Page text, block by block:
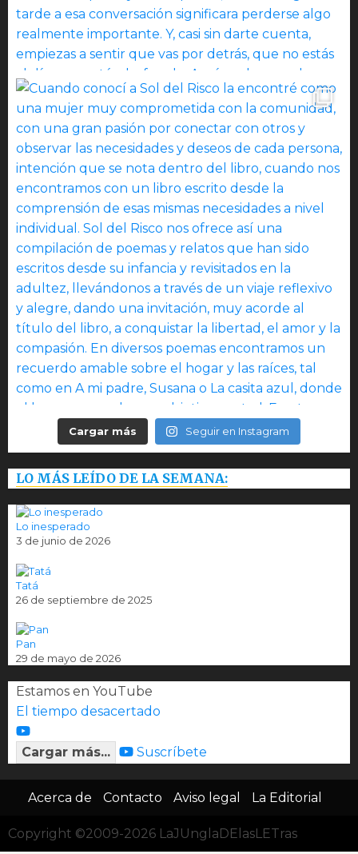
Cargar más Seguir en Instagram
LO MÁS LEÍDO DE LA SEMANA:
Lo inesperado
3 de junio de 2026
Tatá
26 de septiembre de 2025
Pan
29 de mayo de 2026
Estamos en YouTube
El tiempo desacertado
Cargar más... Suscríbete
Acerca de Contacto Aviso legal La Editorial
Copyright ©2009-2026 LaJUnglaDElasLETras